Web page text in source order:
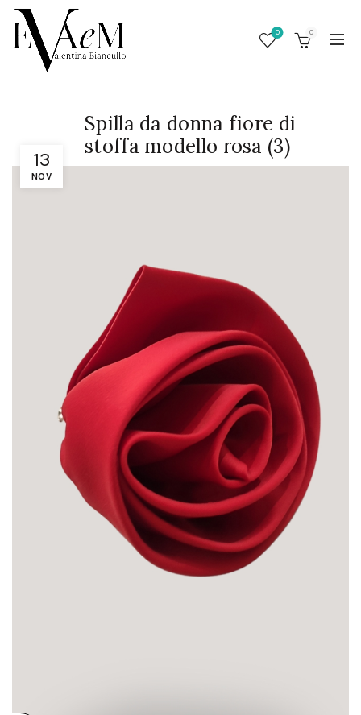
0 0
13
NOV
Spilla da donna fiore di
stoffa modello rosa (3)